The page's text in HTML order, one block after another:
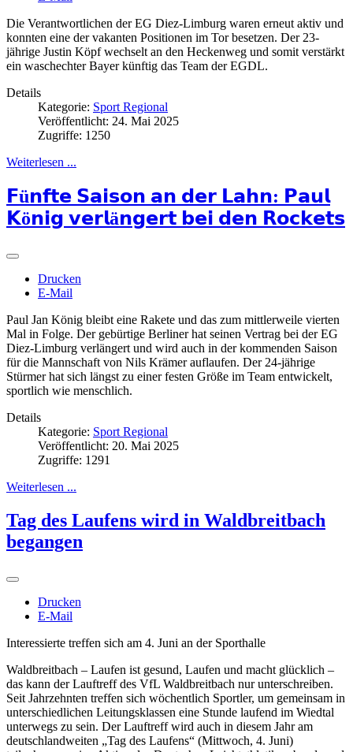
Die Verantwortlichen der EG Diez-Limburg waren erneut aktiv und
konnten eine der vakanten Positionen im Tor besetzen. Der 23-
jährige Justin Köpf wechselt an den Heckenweg und somit verstärkt
ein waschechter Bayer künftig das Team der EGDL.
Details
Kategorie: Sport Regional
Veröffentlicht: 24. Mai 2025
Zugriffe: 1250
Weiterlesen ...
𝗙ü𝗻𝗳𝘁𝗲 𝗦𝗮𝗶𝘀𝗼𝗻 𝗮𝗻 𝗱𝗲𝗿 𝗟𝗮𝗵𝗻: 𝗣𝗮𝘂𝗹
𝗞ö𝗻𝗶𝗴 𝘃𝗲𝗿𝗹ä𝗻𝗴𝗲𝗿𝘁 𝗯𝗲𝗶 𝗱𝗲𝗻 𝗥𝗼𝗰𝗸𝗲𝘁𝘀
Drucken
E-Mail
Paul Jan König bleibt eine Rakete und das zum mittlerweile vierten
Mal in Folge. Der gebürtige Berliner hat seinen Vertrag bei der EG
Diez-Limburg verlängert und wird auch in der kommenden Saison
für die Mannschaft von Nils Krämer auflaufen. Der 24-jährige
Stürmer hat sich längst zu einer festen Größe im Team entwickelt,
sportlich wie menschlich.
Details
Kategorie: Sport Regional
Veröffentlicht: 20. Mai 2025
Zugriffe: 1291
Weiterlesen ...
Tag des Laufens wird in Waldbreitbach
begangen
Drucken
E-Mail
Interessierte treffen sich am 4. Juni an der Sporthalle
Waldbreitbach – Laufen ist gesund, Laufen und macht glücklich –
das kann der Lauftreff des VfL Waldbreitbach nur unterschreiben.
Seit Jahrzehnten treffen sich wöchentlich Sportler, um gemeinsam in
unterschiedlichen Leitungsklassen eine Stunde laufend im Wiedtal
unterwegs zu sein. Der Lauftreff wird auch in diesem Jahr am
deutschlandweiten „Tag des Laufens“ (Mittwoch, 4. Juni)